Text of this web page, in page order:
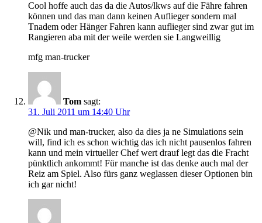
Cool hoffe auch das da die Autos/lkws auf die Fähre fahren
können und das man dann keinen Auflieger sondern mal
Tnadem oder Hänger Fahren kann auflieger sind zwar gut im
Rangieren aba mit der weile werden sie Langweillig
mfg man-trucker
Tom sagt:
31. Juli 2011 um 14:40 Uhr
@Nik und man-trucker, also da dies ja ne Simulations sein
will, find ich es schon wichtig das ich nicht pausenlos fahren
kann und mein virtueller Chef wert drauf legt das die Fracht
pünktlich ankommt! Für manche ist das denke auch mal der
Reiz am Spiel. Also fürs ganz weglassen dieser Optionen bin
ich gar nicht!